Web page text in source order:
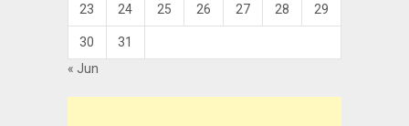
23 24 25 26 27 28 29
30
31
« Jun